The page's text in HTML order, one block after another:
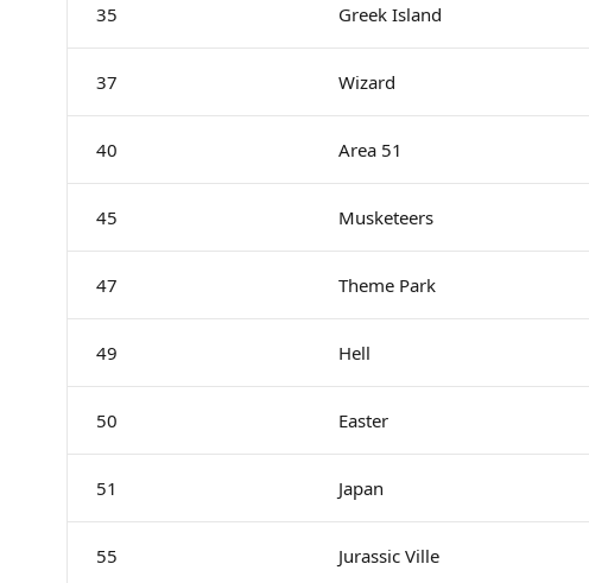
35 Greek Island
37 Wizard
40 Area 51
45 Musketeers
47 Theme Park
49 Hell
50 Easter
51 Japan
55 Jurassic Ville